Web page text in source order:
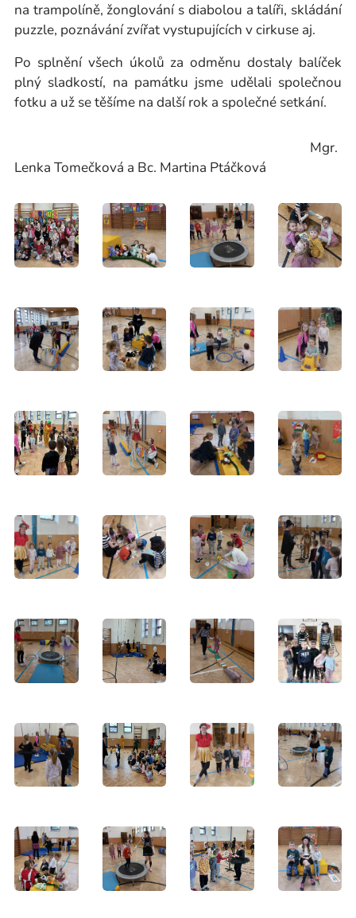
na trampolíně, žonglování s diabolou a talíři, skládání
puzzle, poznávání zvířat vystupujících v cirkuse aj.
Po splnění všech úkolů za odměnu dostaly balíček
plný sladkostí, na památku jsme udělali společnou
fotku a už se těšíme na další rok a společné setkání.
Mgr.
Lenka Tomečková a Bc. Martina Ptáčková